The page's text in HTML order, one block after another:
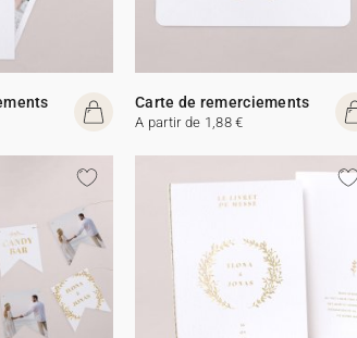
Carte de remerciements
A partir de 1,88 €